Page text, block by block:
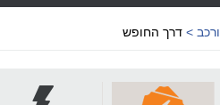
> דרך החופש